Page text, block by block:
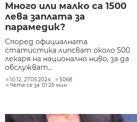
Много или малко са 1500
лева заплата за
парамедик?
Според официалната
статистика липсват около 500
лекаря на национално ниво, за да
обслужват...
10:12, 27.05.2024
5068
Чете се за: 01:25 мин.